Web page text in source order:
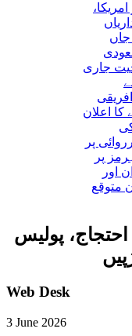
پر
پولیس
Web Desk
3 June 2026